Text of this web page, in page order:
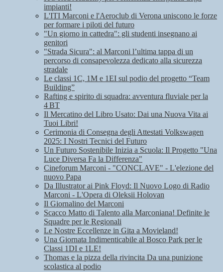
impianti!
L'ITI Marconi e l'Aeroclub di Verona uniscono le forze
per formare i piloti del futuro
"Un giorno in cattedra": gli studenti insegnano ai
genitori
"Strada Sicura": al Marconi l’ultima tappa di un
percorso di consapevolezza dedicato alla sicurezza
stradale
Le classi 1C, 1M e 1EI sul podio del progetto “Team
Building”
Rafting e spirito di squadra: avventura fluviale per la
4 BT
Il Mercatino del Libro Usato: Dai una Nuova Vita ai
Tuoi Libri!
Cerimonia di Consegna degli Attestati Volkswagen
2025: I Nostri Tecnici del Futuro
Un Futuro Sostenibile Inizia a Scuola: Il Progetto "Una
Luce Diversa Fa la Differenza"
Cineforum Marconi - "CONCLAVE" - L'elezione del
nuovo Papa
Da Illustrator ai Pink Floyd: Il Nuovo Logo di Radio
Marconi - L'Opera di Oleksii Holovan
Il Giornalino del Marconi
Scacco Matto di Talento alla Marconiana! Definite le
Squadre per le Regionali
Le Nostre Eccellenze in Gita a Movieland!
Una Giornata Indimenticabile al Bosco Park per le
Classi 1DI e 1LE!
Thomas e la pizza della rivincita Da una punizione
scolastica al podio